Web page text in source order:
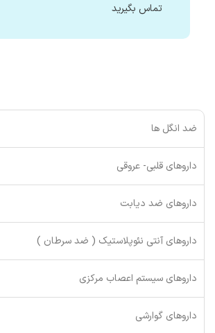
تماس بگیرید
ضد انگل ها
داروهای قلبی- عروقی
داروهای ضد دیابت
داروهای آنتی نئوپلاستیک ( ضد سرطان )
داروهای سیستم اعصاب مرکزی
داروهای گوارشی